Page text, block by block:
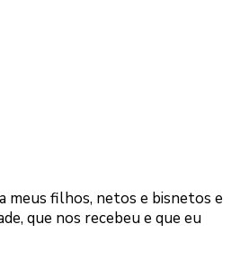
meus filhos, netos e bisnetos e
que nos recebeu e que eu